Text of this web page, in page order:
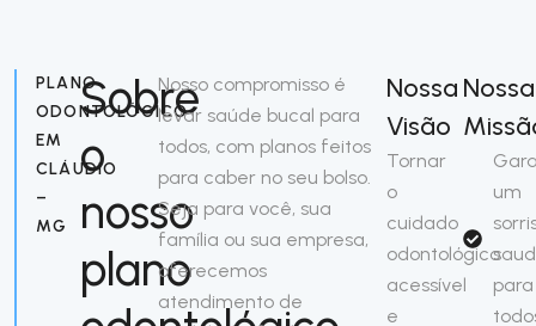
PLANO
ODONTOLÓGICO
EM
CLÁUDIO
–
MG
Sobre
o
nosso
plano
Nosso compromisso é
levar saúde bucal para
todos, com planos feitos
para caber no seu bolso.
Seja para você, sua
família ou sua empresa,
oferecemos
atendimento de
Nossa
Visão
Tornar
o
cuidado
odontológico
acessível
e
Nossa
um
para